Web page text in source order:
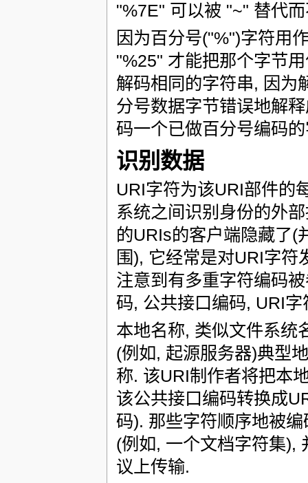
"%7E" 可以被 "~" 替代
因为百分号("%")字符用
"%25" 才能把那个字节
解码相同的字符串, 因为
分号数据字节错误地解
码一个已做百分号编码
识别数据
URI字符为该URI部件的
系统之间识别身份的外
的URIs的客户端隐藏了(
围), 它经常是对URI字
注意到有多重字符编码
码, 公共接口编码, URI
本地名称, 类似文件系统
(例如, 起源服务器)典型
称. 该URI制作者将把本
该公共接口编码转换成
码). 那些字符顺序地被
(例如, 一个文档字符集),
议上传输.